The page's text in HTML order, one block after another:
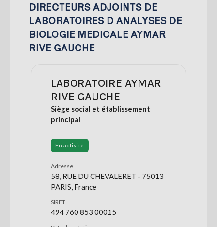
DIRECTEURS ADJOINTS DE
LABORATOIRES D ANALYSES DE
BIOLOGIE MEDICALE AYMAR
RIVE GAUCHE
LABORATOIRE AYMAR
RIVE GAUCHE
Siège social et établissement
principal
En activité
Adresse
58, RUE DU CHEVALERET - 75013
PARIS, France
SIRET
494 760 853 00015